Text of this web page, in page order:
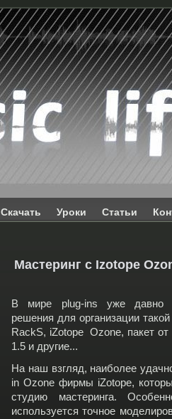
Скачать Уроки Статьи
Мастеринг с Izotope
В мире plug-ins уже давно
решения для организации
RackS, iZotope Ozone, пакет
1.5 и другие...
На наш взгляд, наиболее
in Ozone фирмы iZotope,
студию мастеринга.
используется точное